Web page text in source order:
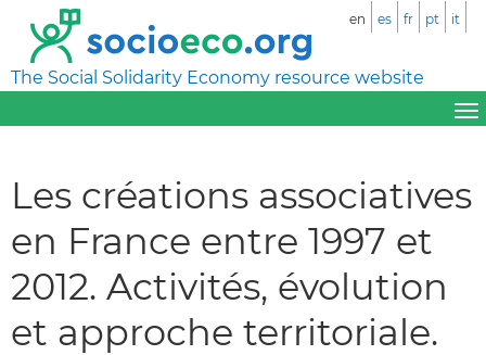
The Social Solidarity Economy resource website
en es fr pt it
Les créations associatives
en France entre 1997 et
2012. Activités, évolution
et approche territoriale.